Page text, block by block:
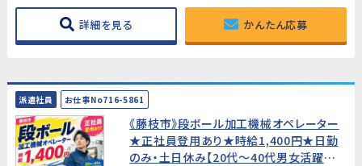
詳細を見る かんたん応募
派遣社員 お仕事No716-5861
《藤枝市》段ボール加工機械オペレーター
★正社員登用あり★時給1,400円★日勤
のみ・土日休み【20代〜40代男女活躍